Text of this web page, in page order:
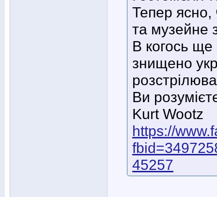
Тепер
та музейне
В когось
знищено
Ви
Kurt Wootz
https://
45257